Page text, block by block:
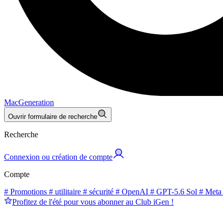
MacGeneration
Ouvrir formulaire de recherche
Recherche
Connexion ou création de compte
Compte
# Promotions # utilitaire # sécurité # OpenAI # GPT-5.6 Sol # Meta
Profitez de l'été pour vous abonner au Club iGen !